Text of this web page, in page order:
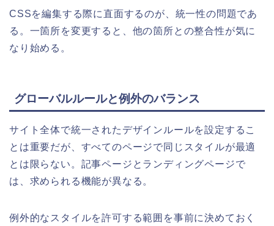
CSSを編集する際に直面するのが、統一性の問題であ
る。一箇所を変更すると、他の箇所との整合性が気に
なり始める。
グローバルルールと例外のバランス
サイト全体で統一されたデザインルールを設定するこ
とは重要だが、すべてのページで同じスタイルが最適
とは限らない。記事ページとランディングページで
は、求められる機能が異なる。
例外的なスタイルを許可する範囲を事前に決めておく